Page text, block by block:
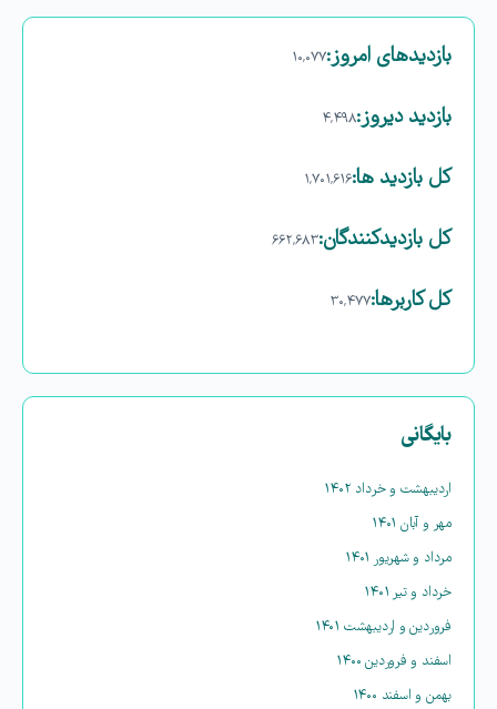
بازدیدهای امروز:۱۰,۰۷۷
بازدید دیروز:۴,۴۹۸
کل بازدید ها:۱,۷۰۱,۶۱۶
کل بازدیدکنند‌گان:۶۶۲,۶۸۳
کل کاربرها:۳۰,۴۷۷
بایگانی
اردیبهشت و خرداد ۱۴۰۲
مهر و آبان ۱۴۰۱
مرداد و شهریور ۱۴۰۱
خرداد و تیر ۱۴۰۱
فروردین و اردیبهشت ۱۴۰۱
اسفند و فروردین ۱۴۰۰
بهمن و اسفند ۱۴۰۰